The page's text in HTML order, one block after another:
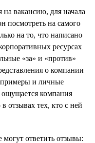
на вакансию, для начала
посмотреть на самого
на то, что написано
ресурсах
«за» и «против»
о компании
примеры и личные
компания
отзывах тех, кто с ней
ответить отзывы: